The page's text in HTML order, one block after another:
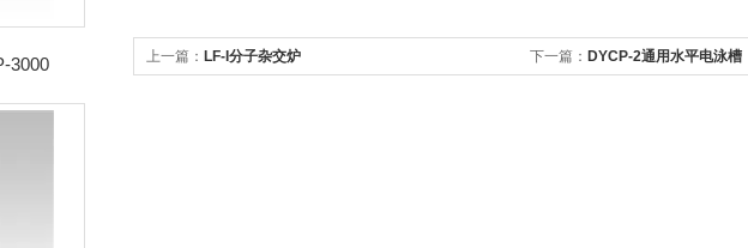
3000 上一篇： LF-I分子杂交炉 下一篇： DYCP-2通用水平电泳槽